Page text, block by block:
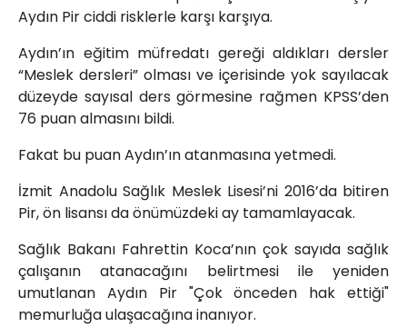
Aydın Pir ciddi risklerle karşı karşıya.
Aydın’ın eğitim müfredatı gereği aldıkları dersler
“Meslek dersleri” olması ve içerisinde yok sayılacak
düzeyde sayısal ders görmesine rağmen KPSS’den
76 puan almasını bildi.
Fakat bu puan Aydın’ın atanmasına yetmedi.
İzmit Anadolu Sağlık Meslek Lisesi’ni 2016’da bitiren
Pir, ön lisansı da önümüzdeki ay tamamlayacak.
Sağlık Bakanı Fahrettin Koca’nın çok sayıda sağlık
çalışanın atanacağını belirtmesi ile yeniden
umutlanan Aydın Pir "Çok önceden hak ettiği"
memurluğa ulaşacağına inanıyor.